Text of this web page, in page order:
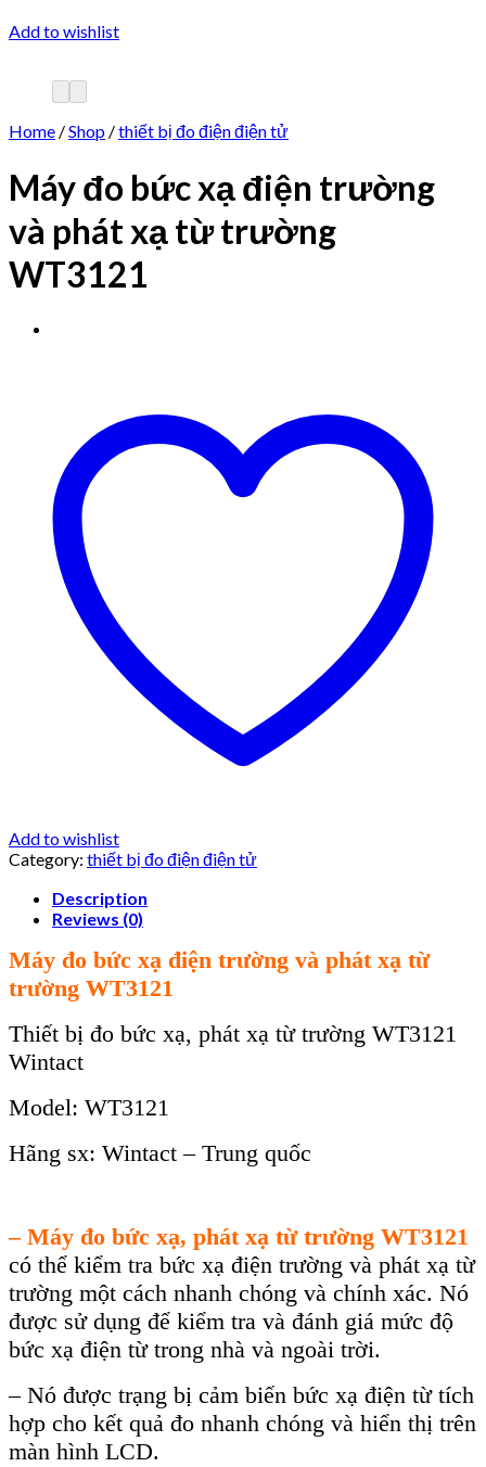
Add to wishlist
Home /Shop /thiết bị đo điện điện tử
Máy đo bức xạ điện trường
và phát xạ từ trường
WT3121
Add to wishlist
Category: thiết bị đo điện điện tử
Description
Reviews (0)
Máy đo bức xạ điện trường và phát xạ từ
trường WT3121
Thiết bị đo bức xạ, phát xạ từ trường WT3121
Wintact
Model: WT3121
Hãng sx: Wintact – Trung quốc
– Máy đo bức xạ, phát xạ từ trường WT3121
có thể kiểm tra bức xạ điện trường và phát xạ từ
trường một cách nhanh chóng và chính xác. Nó
được sử dụng để kiểm tra và đánh giá mức độ
bức xạ điện từ trong nhà và ngoài trời.
– Nó được trạng bị cảm biến bức xạ điện từ tích
hợp cho kết quả đo nhanh chóng và hiển thị trên
màn hình LCD.